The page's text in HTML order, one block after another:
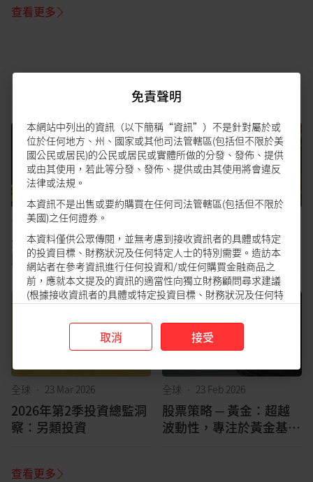
場
查看更多
全球•21 May 2026
黃金：維持長期建設性觀
點
另類投資：黃金短線有
壓，但長線樂觀
全球 • 23 Mar 2026
2026年第2季投資總監洞
察：另類投資
全球 • 23 Feb 2026
股票策略 ─ 黃金：超越
波動性，專注於黃金基本
查看更多
免責聲明
本網站中列出的資訊（以下簡稱“資訊”）不是針對屬於或
位於任何地方、州、國家或其他司法管轄區(包括但不限於美
國公民或居民)的公民或居民或實體所做的分發、發佈、提供
或由其使用，若此等分發、發佈、提供或由其使用將會違反
法律或法規。
本資訊不是出售或要約購買在任何司法管轄區(包括但不限於
美國)之任何證券。
本資料僅供公眾傳閱，並無考慮到接收資訊者的具體或特定
的投資目標、財務狀況及任何特定人士的特別需要。造訪本
網站者在參考資訊進行任何投資和/或任何購買金融商品之
前，應就本文提及的資訊的適當性向獨立財務顧問尋求建議
(根據接收資訊者的具體或特定投資目標、財務狀況及任何特
定人士的特別需要)。
取消 接受